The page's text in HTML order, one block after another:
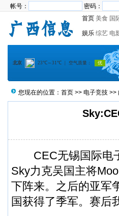
帐号： 密码：
首页 美食 国
娱乐 综艺 电
您现在的位置： 首页 >> 电子竞技 >>
CEC无锡国际电
Sky力克吴国主将
下阵来。之后的亚军
国获得了季军。赛后